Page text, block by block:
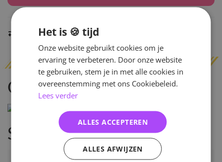
Indien op voorraad binnen 2 werkdagen
Omschrijving
Specificaties
Artikelnummer
28277
Het is 🍪 tijd
Onze website gebruikt cookies om je
ervaring te verbeteren. Door onze website
te gebruiken, stem je in met alle cookies in
overeenstemming met ons Cookiebeleid.
Lees verder
ALLES ACCEPTEREN
ALLES AFWIJZEN